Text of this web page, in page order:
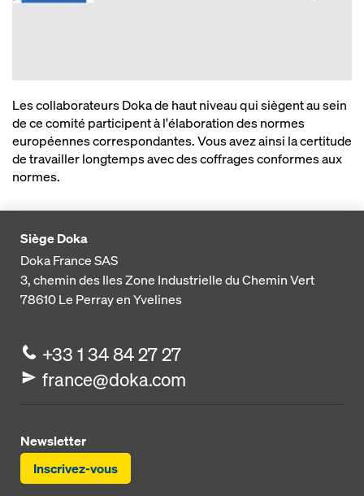
Les collaborateurs Doka de haut niveau qui siègent au sein
de ce comité participent à l'élaboration des normes
européennes correspondantes. Vous avez ainsi la certitude
de travailler longtemps avec des coffrages conformes aux
normes.
Siège Doka
Doka France SAS
3, chemin des IlesZone Industrielle du Chemin Vert
78610Le Perray en Yvelines
+33 1 34 84 27 27
france@doka.com
Newsletter
Inscrivez-vous